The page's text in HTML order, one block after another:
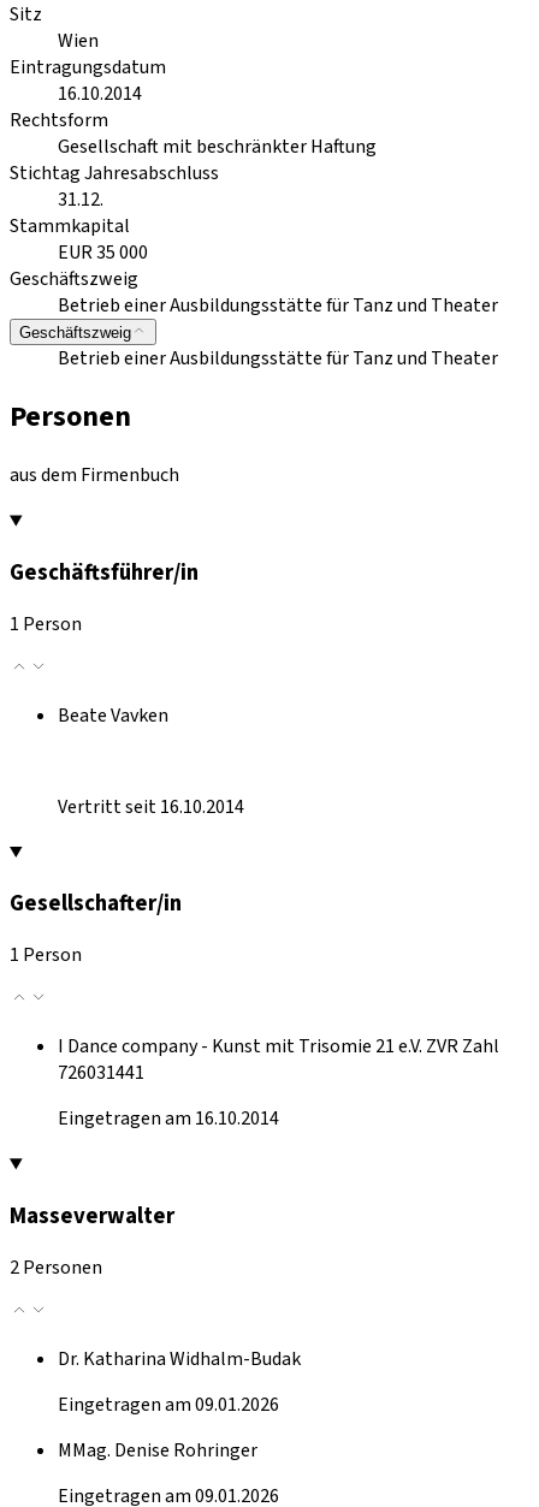
Sitz
Wien
Eintragungsdatum
16.10.2014
Rechtsform
Gesellschaft mit beschränkter Haftung
Stichtag Jahresabschluss
31.12.
Stammkapital
EUR 35 000
Geschäftszweig
Betrieb einer Ausbildungsstätte für Tanz und Theater
Geschäftszweig
Betrieb einer Ausbildungsstätte für Tanz und Theater
Personen
aus dem Firmenbuch
Geschäftsführer/in
1 Person
Beate Vavken
Vertritt seit 16.10.2014
Gesellschafter/in
1 Person
I Dance company - Kunst mit Trisomie 21 e.V. ZVR Zahl
726031441
Eingetragen am 16.10.2014
Masseverwalter
2 Personen
Dr. Katharina Widhalm-Budak
Eingetragen am 09.01.2026
MMag. Denise Rohringer
Eingetragen am 09.01.2026